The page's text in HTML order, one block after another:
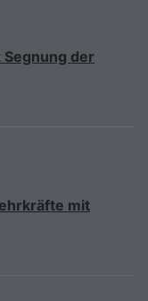
der
mit